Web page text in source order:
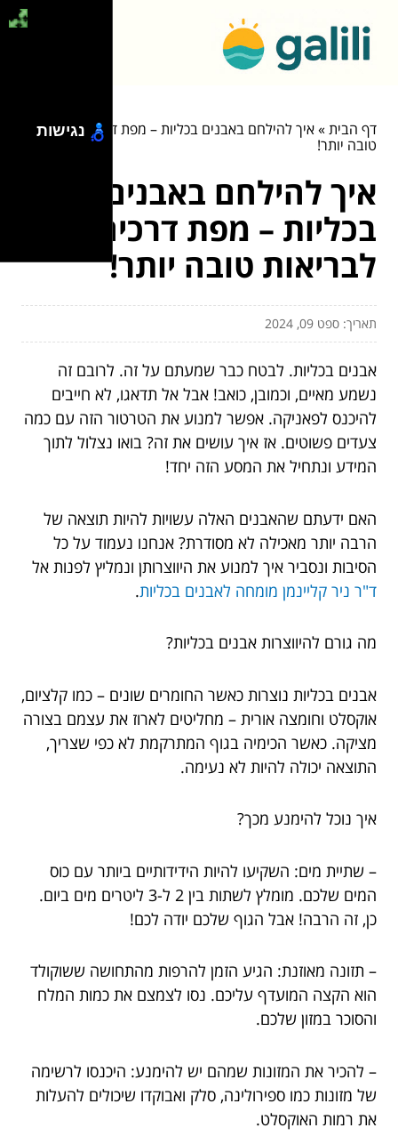
דף הבית»איך להילחם באבנים בכליות – מפת דרכים לבריאות
טובה יותר!
איך להילחם באבנים
בכליות – מפת דרכים
לבריאות טובה יותר!
תאריך: ספט 09, 2024
אבנים בכליות. לבטח כבר שמעתם על זה. לרובם זה
נשמע מאיים, וכמובן, כואב! אבל אל תדאגו, לא חייבים
להיכנס לפאניקה. אפשר למנוע את הטרטור הזה עם כמה
צעדים פשוטים. אז איך עושים את זה? בואו נצלול לתוך
המידע ונתחיל את המסע הזה יחד!
האם ידעתם שהאבנים האלה עשויות להיות תוצאה של
הרבה יותר מאכילה לא מסודרת? אנחנו נעמוד על כל
הסיבות ונסביר איך למנוע את היווצרותן ונמליץ לפנות אל
ד"ר ניר קליינמן מומחה לאבנים בכליות.
מה גורם להיווצרות אבנים בכליות?
אבנים בכליות נוצרות כאשר החומרים שונים – כמו קלציום,
אוקסלט וחומצה אורית – מחליטים לארוז את עצמם בצורה
מציקה. כאשר הכימיה בגוף המתרקמת לא כפי שצריך,
התוצאה יכולה להיות לא נעימה.
איך נוכל להימנע מכך?
– שתיית מים: השקיעו להיות הידידותיים ביותר עם כוס
המים שלכם. מומלץ לשתות בין 2 ל-3 ליטרים מים ביום.
כן, זה הרבה! אבל הגוף שלכם יודה לכם!
– תזונה מאוזנת: הגיע הזמן להרפות מהתחושה ששוקולד
הוא הקצה המועדף עליכם. נסו לצמצם את כמות המלח
והסוכר במזון שלכם.
– להכיר את המזונות שמהם יש להימנע: היכנסו לרשימה
של מזונות כמו ספירולינה, סלק ואבוקדו שיכולים להעלות
את רמות האוקסלט.
נגישות